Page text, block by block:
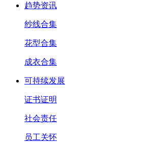
趋势资讯
纱线合集
花型合集
成衣合集
可持续发展
证书证明
社会责任
员工关怀